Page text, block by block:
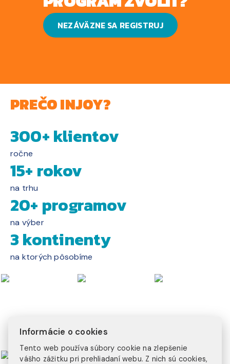
NEZÁVÄZNE SA REGISTRUJ
PREČO INJOY?
300+ klientov
ročne
15+ rokov
na trhu
20+ programov
na výber
3 kontinenty
na ktorých pôsobíme
Informácie o cookies
Tento web používa súbory cookie na zlepšenie
vášho zážitku pri prehliadaní webu. Z nich sú cookies,